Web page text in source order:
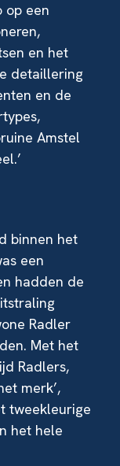
op een
en het
detaillering
en de
Amstel
binnen het
een
hadden de
Radler
Met het
Radlers,
merk’,
tweekleurige
het hele